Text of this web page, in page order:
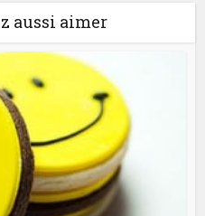
aussi aimer